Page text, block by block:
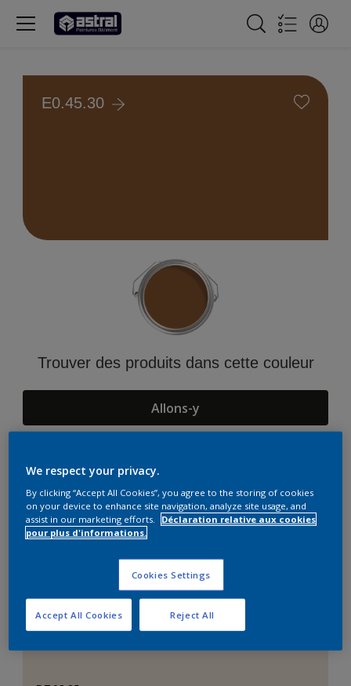
E0.45.30
Trouver des produits dans cette couleur
Allons-y
Suggestions d'Harmonies
We respect your privacy.
By clicking “Accept All Cookies”, you agree to the storing of cookies
on your device to enhance site navigation, analyze site usage, and
assist in our marketing efforts.
Déclaration relative aux cookies
pour plus d'informations.
Cookies Settings
Reject All
Accept All Cookies